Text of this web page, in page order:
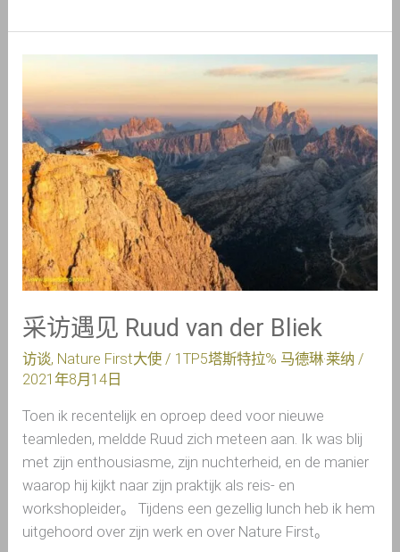
采访遇见 Ruud van der Bliek
访谈, Nature First大使 / 1TP5塔斯特拉% 马德琳·莱纳/
2021年8月14日
Toen ik recentelijk en oproep deed voor nieuwe
teamleden, meldde Ruud zich meteen aan. Ik was blij
met zijn enthousiasme, zijn nuchterheid, en de manier
waarop hij kijkt naar zijn praktijk als reis- en
workshopleider。 Tijdens een gezellig lunch heb ik hem
uitgehoord over zijn werk en over Nature First。
遇
见
Ruud
van
der
Bliek